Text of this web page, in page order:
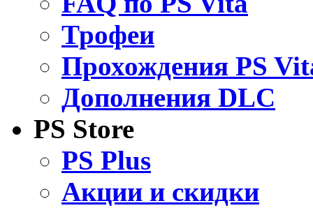
Трофеи
Прохождения PS
Дополнения DLC
PS Store
PS Plus
Акции и скидки